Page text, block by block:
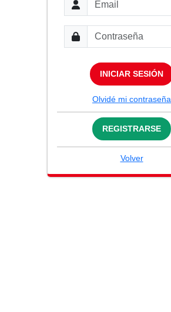
INICIAR SESIÓN
Olvidé mi contraseña
REGISTRARSE
Volver